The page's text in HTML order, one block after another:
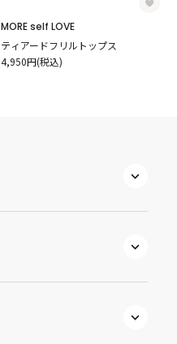
MORE self LOVE
ティアードフリルトップス
4,950円(税込)